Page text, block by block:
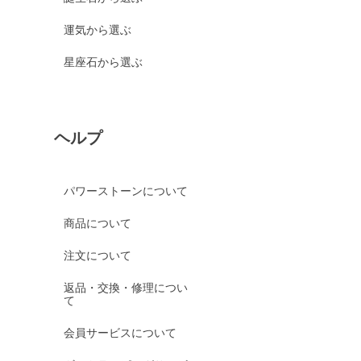
運気から選ぶ
星座石から選ぶ
ヘルプ
パワーストーンについて
商品について
注文について
返品・交換・修理につい
て
会員サービスについて